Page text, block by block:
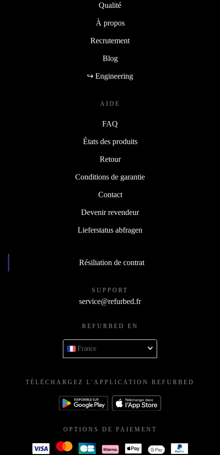
Qualité
À propos
Recrutement
Blog
↪ Engineering
AIDE
FAQ
États des produits
Retour
Conditions de garantie
Contact
Devenir revendeur
Lieferstatus abfragen
Résiliation de contrat
SUPPORT
service@refurbed.fr
REFURBED EN
France
TÉLÉCHARGEZ L'APPLICATION REFURBED
OPTIONS DE PAIEMENT